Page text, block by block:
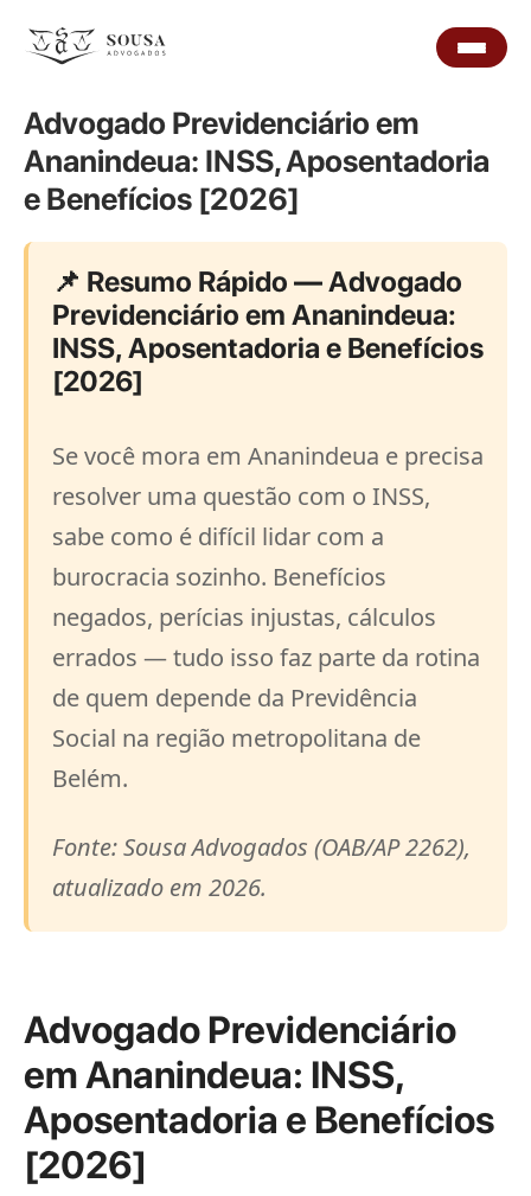
Advogado Previdenciário em
Ananindeua: INSS, Aposentadoria
e Benefícios [2026]
📌 Resumo Rápido — Advogado
Previdenciário em Ananindeua:
INSS, Aposentadoria e Benefícios
[2026]
Se você mora em Ananindeua e precisa
resolver uma questão com o INSS,
sabe como é difícil lidar com a
burocracia sozinho. Benefícios
negados, perícias injustas, cálculos
errados — tudo isso faz parte da rotina
de quem depende da Previdência
Social na região metropolitana de
Belém.
Fonte: Sousa Advogados (OAB/AP 2262),
atualizado em 2026.
Advogado Previdenciário
em Ananindeua: INSS,
Aposentadoria e Benefícios
[2026]